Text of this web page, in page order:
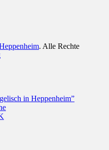
. Alle Rechte
in Heppenheim”